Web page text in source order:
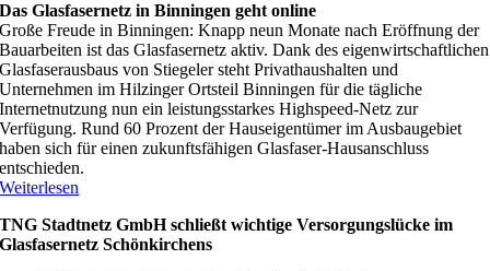
Das Glasfasernetz in Binningen geht online
Große Freude in Binningen: Knapp neun Monate nach Eröffnung der
Bauarbeiten ist das Glasfasernetz aktiv. Dank des eigenwirtschaftlichen
Glasfaserausbaus von Stiegeler steht Privathaushalten und
Unternehmen im Hilzinger Ortsteil Binningen für die tägliche
Internetnutzung nun ein leistungsstarkes Highspeed-Netz zur
Verfügung. Rund 60 Prozent der Hauseigentümer im Ausbaugebiet
haben sich für einen zukunftsfähigen Glasfaser-Hausanschluss
entschieden.
Weiterlesen
TNG Stadtnetz GmbH schließt wichtige Versorgungslücke im
Glasfasernetz Schönkirchens